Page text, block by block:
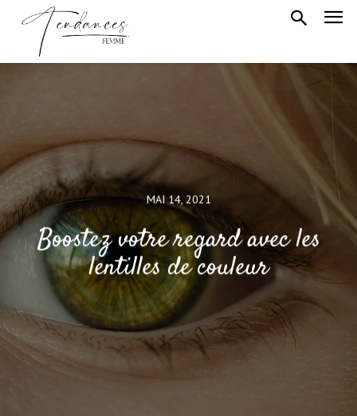
MAI 14, 2021
Boostez votre regard avec les
lentilles de couleur